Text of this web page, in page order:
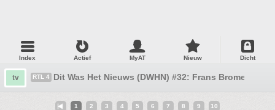
Index Actief MyAT Nieuw Dicht
tv RTL 4 Dit Was Het Nieuws (DWHN) #32: Frans Bromet _O_
1 2 3 4 5 6 7 8 9 10